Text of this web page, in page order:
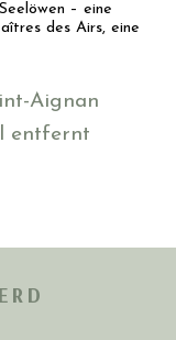
– eine
des Airs, eine
Aignan
entfernt